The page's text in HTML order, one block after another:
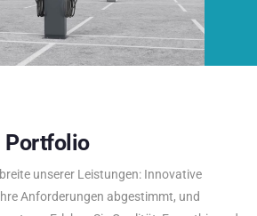
Portfolio
unserer Leistungen: Innovative
Anforderungen abgestimmt, und